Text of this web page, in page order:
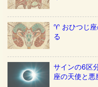
♈️ おひつじ
る
サインの6区
座の天使と悪